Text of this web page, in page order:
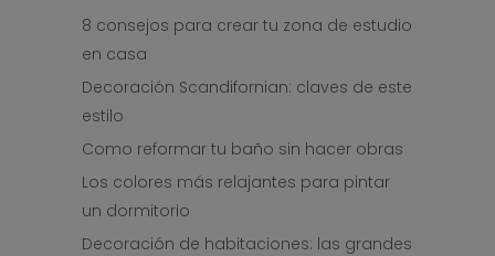
8 consejos para crear tu zona de estudio
en casa
Decoración Scandifornian: claves de este
estilo
Como reformar tu baño sin hacer obras
Los colores más relajantes para pintar
un dormitorio
Decoración de habitaciones: las grandes